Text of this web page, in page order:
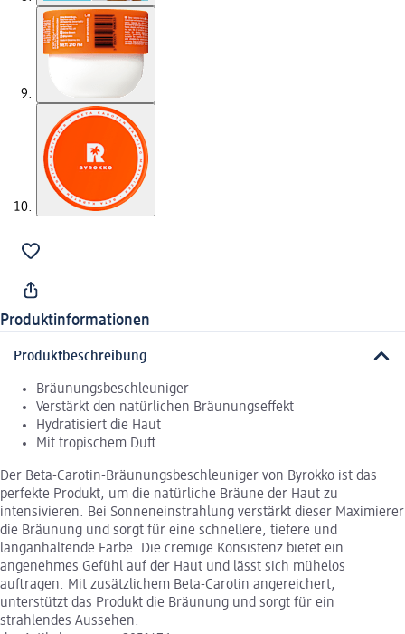
Produktinformationen
Produktbeschreibung
Bräunungsbeschleuniger
Verstärkt den natürlichen Bräunungseffekt
Hydratisiert die Haut
Mit tropischem Duft
Der Beta-Carotin-Bräunungsbeschleuniger von Byrokko ist das
perfekte Produkt, um die natürliche Bräune der Haut zu
intensivieren. Bei Sonneneinstrahlung verstärkt dieser Maximierer
die Bräunung und sorgt für eine schnellere, tiefere und
langanhaltende Farbe. Die cremige Konsistenz bietet ein
angenehmes Gefühl auf der Haut und lässt sich mühelos
auftragen. Mit zusätzlichem Beta-Carotin angereichert,
unterstützt das Produkt die Bräunung und sorgt für ein
strahlendes Aussehen.